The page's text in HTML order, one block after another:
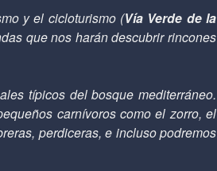
y el cicloturismo(Vía Verde de la
que nos harán descubrir rincones
típicos del bosque mediterráneo.
carnívoros como el zorro, el
perdiceras, e incluso podremos